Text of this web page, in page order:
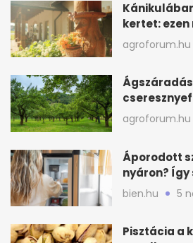
kertet:
e a hőséget
agroforum.hu
kajszin: mit
agroforum.hu
Áporodott
nyáron?
meg olcsón
bien.hu 5
Pisztácia a